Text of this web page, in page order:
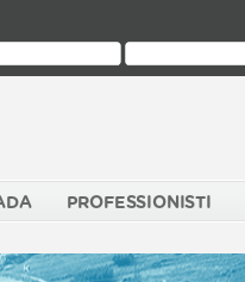
PROFESSIONISTI